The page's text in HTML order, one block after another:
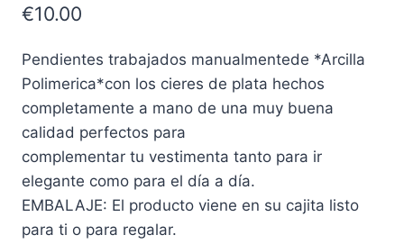
€10.00
Pendientes trabajados manualmentede *Arcilla
Polimerica*con los cieres de plata hechos
completamente a mano de una muy buena
calidad perfectos para
complementar tu vestimenta tanto para ir
elegante como para el día a día.
EMBALAJE: El producto viene en su cajita listo
para ti o para regalar.